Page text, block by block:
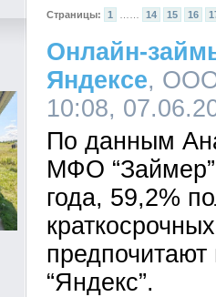
Страницы: 1 14 15 16
Онлайн-
Яндексе,
10:08,
По данным
МФО
года, 59,2%
“Яндекс”.